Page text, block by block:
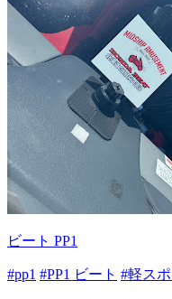
ビート PP1
#pp1 #PP1 ビート #軽ス